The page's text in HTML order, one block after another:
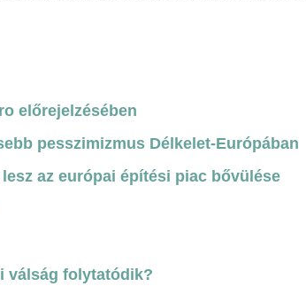
előrejelzésében
pesszimizmus Délkelet-Európában
az európai építési piac bővülése
válság folytatódik?